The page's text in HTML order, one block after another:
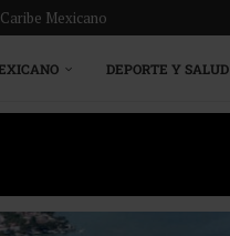
Mexicano
DEPORTE Y SALUD